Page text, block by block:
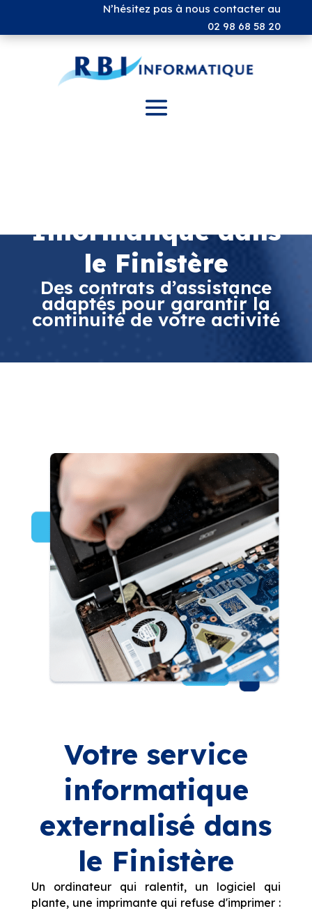
N’hésitez pas à nous contacter au
02 98 68 58 20
Informatique dans
le Finistère
Des contrats d’assistance
adaptés pour garantir la
continuité de votre activité
Votre service
informatique
externalisé dans
le Finistère
Un ordinateur qui ralentit, un logiciel qui
plante, une imprimante qui refuse d'imprimer :